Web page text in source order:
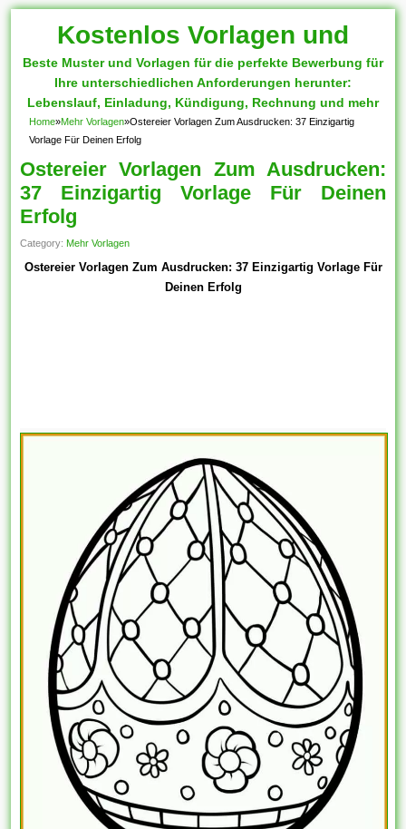
Kostenlos Vorlagen und
Muster
Beste Muster und Vorlagen für die perfekte Bewerbung für
Ihre unterschiedlichen Anforderungen herunter:
Lebenslauf, Einladung, Kündigung, Rechnung und mehr
Home»Mehr Vorlagen»Ostereier Vorlagen Zum Ausdrucken: 37 Einzigartig
Vorlage Für Deinen Erfolg
Ostereier Vorlagen Zum Ausdrucken:
37 Einzigartig Vorlage Für Deinen
Erfolg
Category: Mehr Vorlagen
Ostereier Vorlagen Zum Ausdrucken: 37 Einzigartig Vorlage Für
Deinen Erfolg